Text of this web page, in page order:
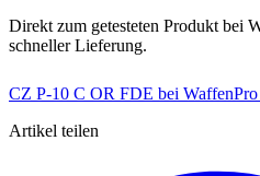
Direkt zum getesteten Produkt bei
schneller Lieferung.
CZ P-10 C OR FDE bei WaffenPro
Artikel teilen